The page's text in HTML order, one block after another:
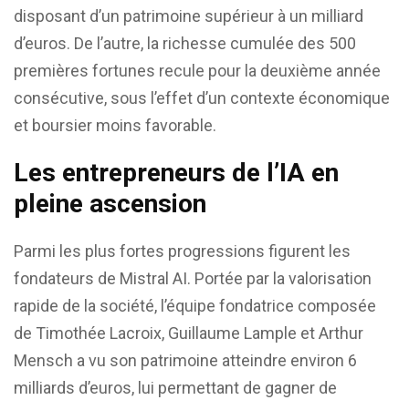
disposant d’un patrimoine supérieur à un milliard
d’euros. De l’autre, la richesse cumulée des 500
premières fortunes recule pour la deuxième année
consécutive, sous l’effet d’un contexte économique
et boursier moins favorable.
Les entrepreneurs de l’IA en
pleine ascension
Parmi les plus fortes progressions figurent les
fondateurs de Mistral AI. Portée par la valorisation
rapide de la société, l’équipe fondatrice composée
de Timothée Lacroix, Guillaume Lample etArthur
Mensch a vu son patrimoine atteindre environ 6
milliards d’euros, lui permettant de gagner de